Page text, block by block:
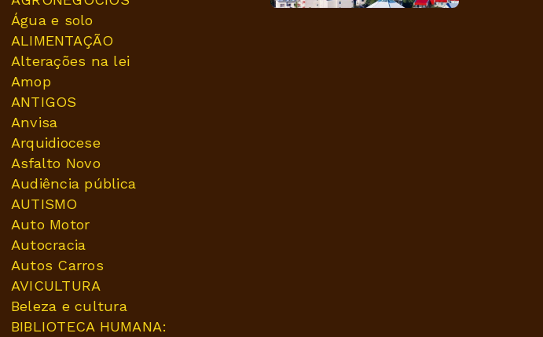
Água e solo
ALIMENTAÇÃO
Alterações na lei
Amop
ANTIGOS
Anvisa
Arquidiocese
Asfalto Novo
Audiência pública
AUTISMO
Auto Motor
Autocracia
Autos Carros
AVICULTURA
Beleza e cultura
BIBLIOTECA HUMANA: